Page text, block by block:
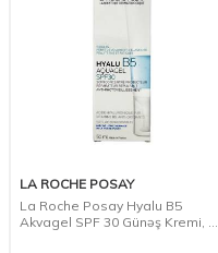
LA ROCHE POSAY
La Roche Posay Hyalu B5
Akvagel SPF 30 Günəş Kremi, 50